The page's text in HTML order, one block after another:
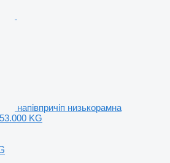
напівпричіп низькорамна
KG